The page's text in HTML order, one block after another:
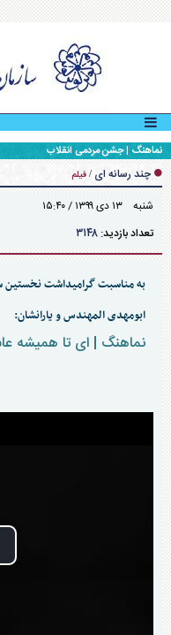
نماهنگ | جشن مردمی انقلاب
چند رسانه ای / فیلم
شنبه ۱۳ دی ۱۳۹۹ / ۱۵:۴۰
تعداد بازدید: ۳۱۴۸
به مناسبت گرامیداشت نخستین
ابومهدی المهندس و یارانشان:
نماهنگ | ای تا همیشه